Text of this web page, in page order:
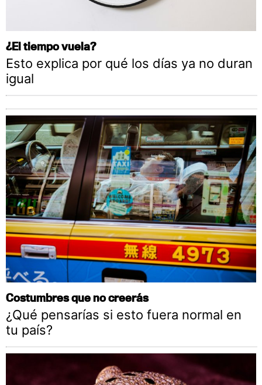
¿El tiempo vuela?
Esto explica por qué los días ya no duran
igual
Costumbres que no creerás
¿Qué pensarías si esto fuera normal en
tu país?